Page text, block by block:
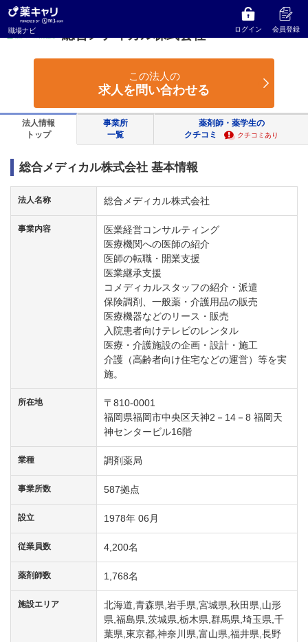
職場ナビ ログイン 会員登録
薬キャリ 職場ナビ 総合メディカル株式会社
総合メディカル株式会社
この法人の
求人を問い合わせる
法人情報
トップ
事業所
一覧
薬剤師・薬学生の
クチコミ
クチコミあり
総合メディカル株式会社 基本情報
法人名称 総合メディカル株式会社
事業内容
医業経営コンサルティング
医療機関への医師の紹介
医師の転職・開業支援
医業継承支援
コメディカルスタッフの紹介・派遣
保険調剤、一般薬・介護用品の販売
医療機器などのリース・販売
入院患者向けテレビのレンタル
医療・介護施設の企画・設計・施工
介護（高齢者向け住宅などの運営）等を実
施。
所在地
〒810-0001
福岡県福岡市中央区天神2－14－8 福岡天
神センタービル16階
業種 調剤薬局
事業所数 587拠点
設立 1978年 06月
従業員数 4,200名
薬剤師数 1,768名
施設エリア
北海道,青森県,岩手県,宮城県,秋田県,山形
県,福島県,茨城県,栃木県,群馬県,埼玉県,千
葉県,東京都,神奈川県,富山県,福井県,長野